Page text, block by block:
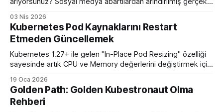
03 Nis 2026
Kubernetes Pod Kaynaklarını Restart
Etmeden Güncellemek
Kubernetes 1.27+ ile gelen "In-Place Pod Resizing" özelliği
sayesinde artık CPU ve Memory değerlerini değiştirmek için
19 Oca 2026
Golden Path: Golden Kubestronaut Olma
Rehberi